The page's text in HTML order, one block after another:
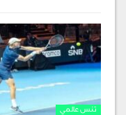
تنس عالمي